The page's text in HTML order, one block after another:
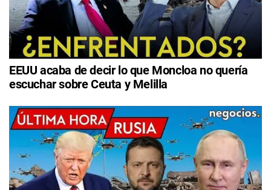
EEUU acaba de decir lo que Moncloa no quería
escuchar sobre Ceuta y Melilla